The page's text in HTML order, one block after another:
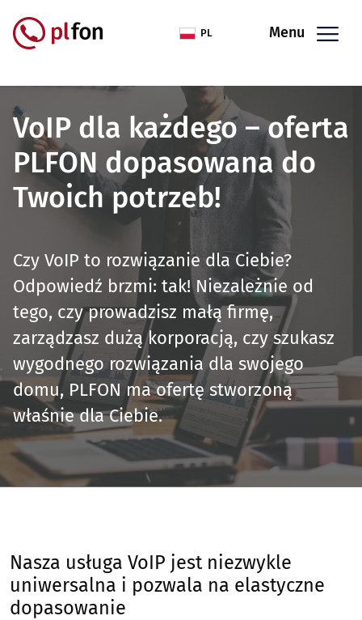
PL Menu
VoIP dla każdego – oferta
PLFON dopasowana do
Twoich potrzeb!
Czy VoIP to rozwiązanie dla Ciebie?
Odpowiedź brzmi: tak! Niezależnie od
tego, czy prowadzisz małą firmę,
zarządzasz dużą korporacją, czy szukasz
wygodnego rozwiązania dla swojego
domu, PLFON ma ofertę stworzoną
właśnie dla Ciebie.
Nasza usługa VoIP jest niezwykle
uniwersalna i pozwala na elastyczne
dopasowanie